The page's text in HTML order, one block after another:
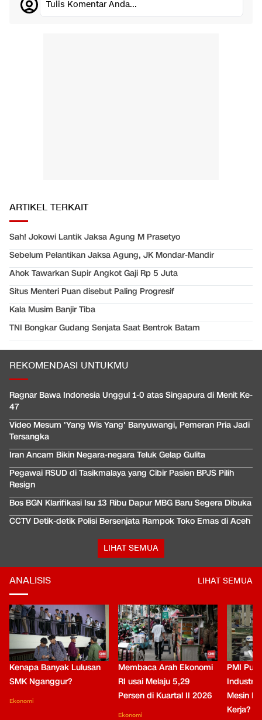
Tulis Komentar Anda...
ARTIKEL TERKAIT
Sah! Jokowi Lantik Jaksa Agung M Prasetyo
Sebelum Pelantikan Jaksa Agung, JK Mondar-Mandir
Ahok Tawarkan Supir Angkot Gaji Rp 5 Juta
Situs Menteri Puan disebut Paling Progresif
Kala Musim Banjir Tiba
TNI Bongkar Gudang Senjata Saat Bentrok Batam
REKOMENDASI UNTUKMU
Ragnar Bawa Indonesia Unggul 1-0 atas Singapura di Menit Ke-
47
Video Mesum 'Yang Wis Yang' Banyuwangi, Pemeran Pria Jadi
Tersangka
Iran Ancam Bikin Negara-negara Teluk Gelap Gulita
Pegawai RSUD di Tasikmalaya yang Cibir Pasien BPJS Pilih
Resign
Bos BGN Klarifikasi Isu 13 Ribu Dapur MBG Baru Segera Dibuka
CCTV Detik-detik Polisi Bersenjata Rampok Toko Emas di Aceh
LIHAT SEMUA
ANALISIS LIHAT SEMUA
Kenapa Banyak Lulusan
SMK Nganggur?
Ekonomi
Membaca Arah Ekonomi
RI usai Melaju 5,29
Persen di Kuartal II 2026
Ekonomi
PMI
Industri
Mesin
Kerja?